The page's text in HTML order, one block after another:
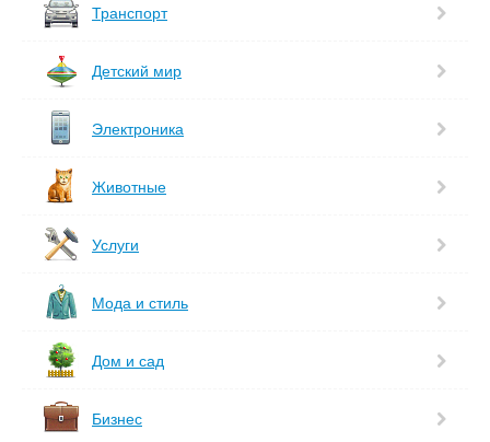
Транспорт
Детский мир
Электроника
Животные
Услуги
Мода и стиль
Дом и сад
Бизнес